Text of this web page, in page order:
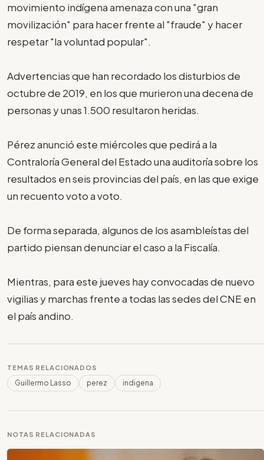
movimiento indígena amenaza con una "gran
movilización" para hacer frente al "fraude" y hacer
respetar "la voluntad popular".
Advertencias que han recordado los disturbios de
octubre de 2019, en los que murieron una decena de
personas y unas 1.500 resultaron heridas.
Pérez anunció este miércoles que pedirá a la
Contraloría General del Estado una auditoría sobre los
resultados en seis provincias del país, en las que exige
un recuento voto a voto.
De forma separada, algunos de los asambleístas del
partido piensan denunciar el caso a la Fiscalía.
Mientras, para este jueves hay convocadas de nuevo
vigilias y marchas frente a todas las sedes del CNE en
el país andino.
TEMAS RELACIONADOS
Guillermo Lasso perez indigena
NOTAS RELACIONADAS